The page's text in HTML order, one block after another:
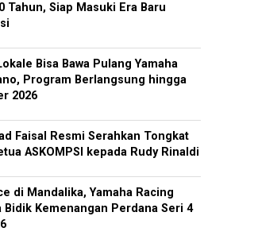
Tahun, Siap Masuki Era Baru
Bisa Bawa Pulang Yamaha
Program Berlangsung hingga
2026
Faisal Resmi Serahkan Tongkat
ASKOMPSI kepada Rudy Rinaldi
di Mandalika, Yamaha Racing
Bidik Kemenangan Perdana Seri 4